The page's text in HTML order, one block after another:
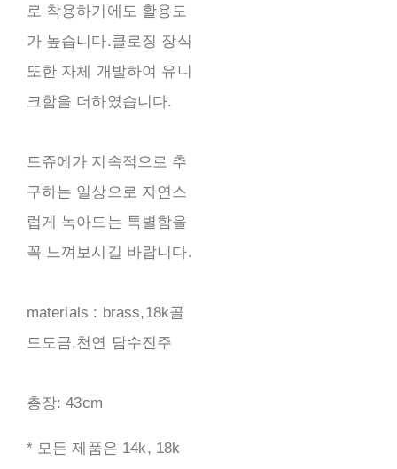
로 착용하기에도 활용도
가 높습니다.클로징 장식
또한 자체 개발하여 유니
크함을 더하였습니다.
드쥬에가 지속적으로 추
구하는 일상으로 자연스
럽게 녹아드는 특별함을
꼭 느껴보시길 바랍니다.
materials : brass,18k골
드도금,천연 담수진주
총장: 43cm
* 모든 제품은 14k, 18k